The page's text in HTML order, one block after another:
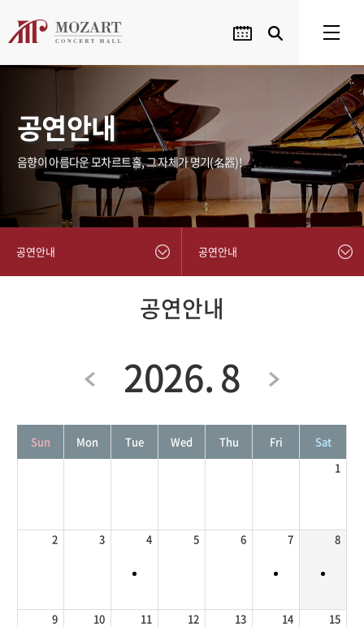
공연안내
음향이 아름다운 모차르트홀, 그 자체가 명기(名器)!
공연안내 공연안내
공연안내
2026. 8
Sun Mon Tue Wed Thu Fri
Sat
1
2 3 4 5 6 7 8
9 10 11 12 13 14 15